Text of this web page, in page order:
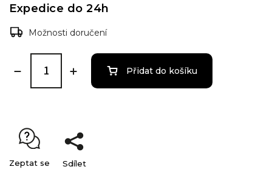
Expedice do 24h
Možnosti doručení
Přidat do košíku
Zeptat se Sdílet